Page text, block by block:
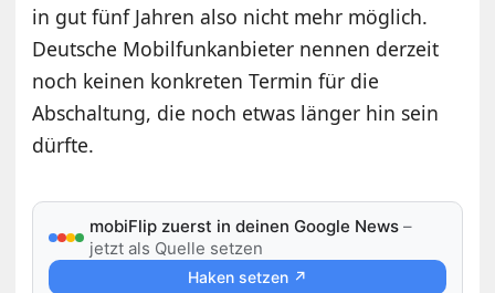
in gut fünf Jahren also nicht mehr möglich.
Deutsche Mobilfunkanbieter nennen derzeit
noch keinen konkreten Termin für die
Abschaltung, die noch etwas länger hin sein
dürfte.
mobiFlip zuerst in deinen Google News –
jetzt als Quelle setzen
Haken setzen ↗